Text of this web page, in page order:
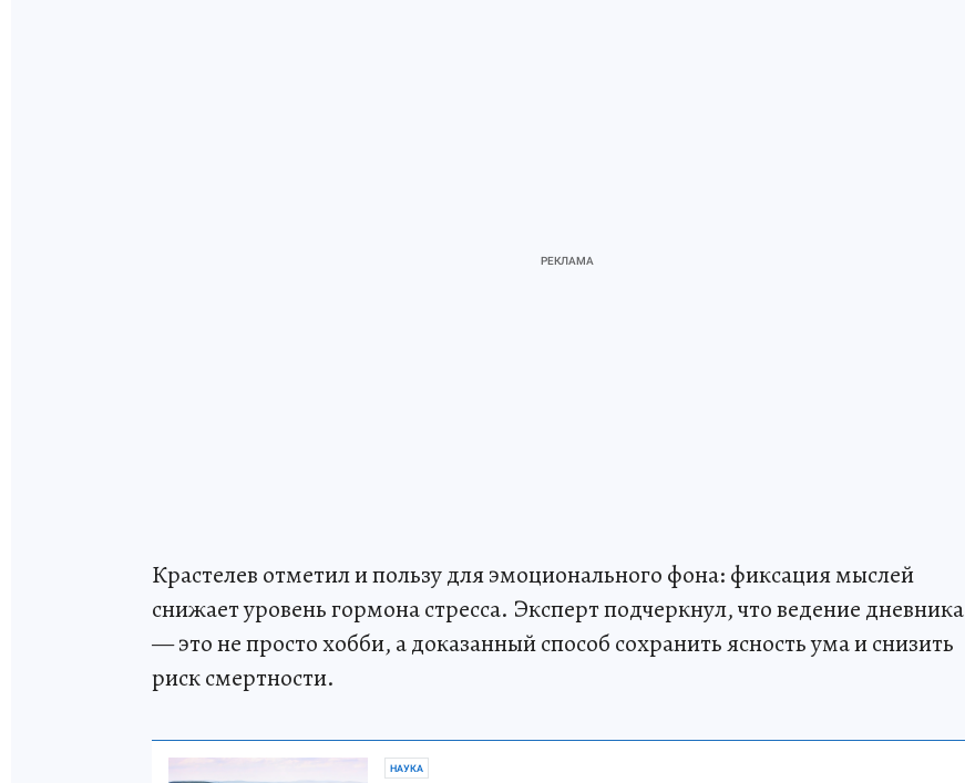
Крастелев отметил и пользу для эмоционального фона: фиксация мыслей
снижает уровень гормона стресса. Эксперт подчеркнул, что ведение дневника
— это не просто хобби, а доказанный способ сохранить ясность ума и снизить
риск смертности.
НАУКА